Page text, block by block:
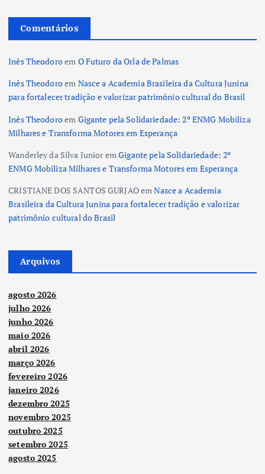
Comentários
Inês Theodoroem O Futuro da Orla de Palmas
Inês Theodoroem Nasce a Academia Brasileira da Cultura Junina
para fortalecer tradição e valorizar patrimônio cultural do Brasil
Inês Theodoroem Gigante pela Solidariedade: 2º ENMG Mobiliza
Milhares e Transforma Motores em Esperança
Wanderley da Silva JunioremGigante pela Solidariedade: 2º
ENMG Mobiliza Milhares e Transforma Motores em Esperança
CRISTIANE DOS SANTOS GURJAOemNasce a Academia
Brasileira da Cultura Junina para fortalecer tradição e valorizar
patrimônio cultural do Brasil
Arquivos
agosto 2026
julho 2026
junho 2026
maio 2026
abril 2026
março 2026
fevereiro 2026
janeiro 2026
dezembro 2025
novembro 2025
outubro 2025
setembro 2025
agosto 2025